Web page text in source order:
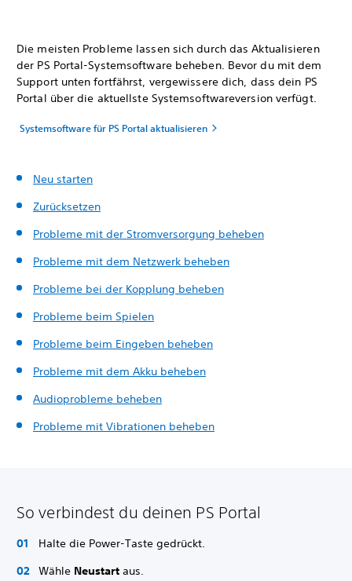
Die meisten Probleme lassen sich durch das Aktualisieren
der PS Portal-Systemsoftware beheben. Bevor du mit dem
Support unten fortfährst, vergewissere dich, dass dein PS
Portal über die aktuellste Systemsoftwareversion verfügt.
Systemsoftware für PS Portal aktualisieren
Neu starten
Zurücksetzen
Probleme mit der Stromversorgung beheben
Probleme mit dem Netzwerk beheben
Probleme bei der Kopplung beheben
Probleme beim Spielen
Probleme beim Eingeben beheben
Probleme mit dem Akku beheben
Audioprobleme beheben
Probleme mit Vibrationen beheben
So verbindest du deinen PS Portal
Halte die Power-Taste gedrückt.
Wähle Neustart aus.